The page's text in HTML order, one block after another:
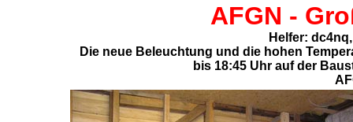
AFGN -
Helfer:
Die neue Beleuchtung und die hohen
bis 18:45 Uhr auf der